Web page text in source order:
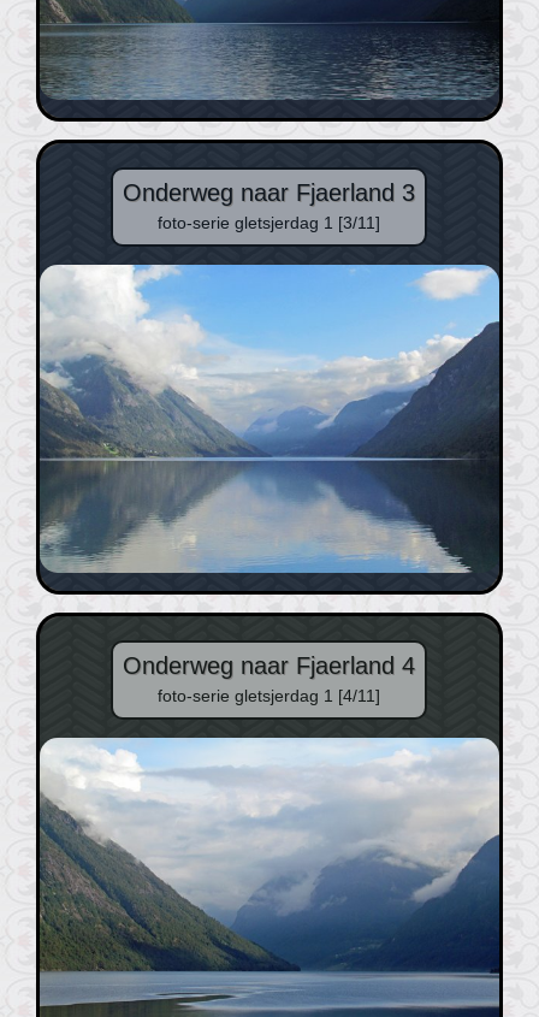
Onderweg naar Fjaerland 3
foto-serie gletsjerdag 1 [3/11]
Onderweg naar Fjaerland 4
foto-serie gletsjerdag 1 [4/11]